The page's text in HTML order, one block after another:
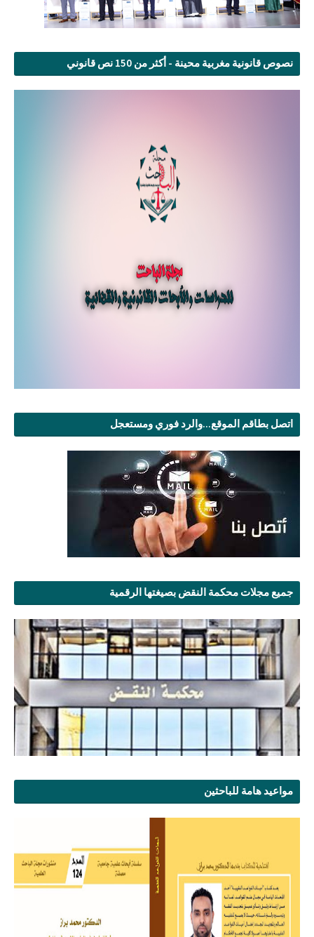
نصوص قانونية مغربية محينة - أكثر من 150 نص قانوني
اتصل بطاقم الموقع...والرد فوري ومستعجل
جميع مجلات محكمة النقض بصيغتها الرقمية
مواعيد هامة للباحثين